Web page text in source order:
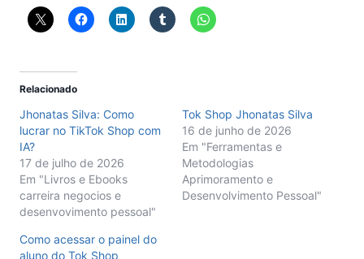
Relacionado
Jhonatas Silva: Como
lucrar no TikTok Shop com
IA?
17 de julho de 2026
Em "Livros e Ebooks
carreira negocios e
desenvovimento pessoal"
Tok Shop Jhonatas Silva
16 de junho de 2026
Em "Ferramentas e
Metodologias
Aprimoramento e
Desenvolvimento Pessoal"
Como acessar o painel do
aluno do Tok Shop